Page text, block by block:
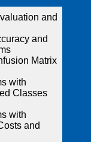
and
and
Matrix
with
Classes
with
and